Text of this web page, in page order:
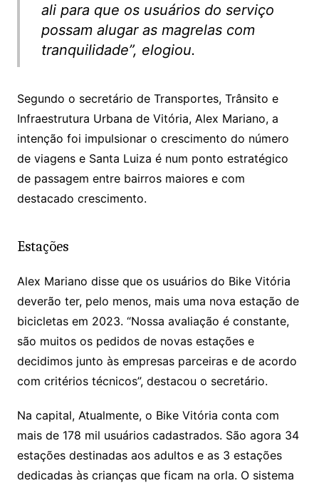
ali para que os usuários do serviço
possam alugar as magrelas com
tranquilidade”, elogiou.
Segundo o secretário de Transportes, Trânsito e
Infraestrutura Urbana de Vitória, Alex Mariano, a
intenção foi impulsionar o crescimento do número
de viagens e Santa Luiza é num ponto estratégico
de passagem entre bairros maiores e com
destacado crescimento.
Estações
Alex Mariano disse que os usuários do Bike Vitória
deverão ter, pelo menos, mais uma nova estação de
bicicletas em 2023. “Nossa avaliação é constante,
são muitos os pedidos de novas estações e
decidimos junto às empresas parceiras e de acordo
com critérios técnicos”, destacou o secretário.
Na capital, Atualmente, o Bike Vitória conta com
mais de 178 mil usuários cadastrados. São agora 34
estações destinadas aos adultos e as 3 estações
dedicadas às crianças que ficam na orla. O sistema